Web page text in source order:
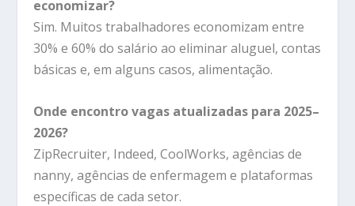
economizar?
Sim. Muitos trabalhadores economizam entre
30% e 60% do salário ao eliminar aluguel, contas
básicas e, em alguns casos, alimentação.
Onde encontro vagas atualizadas para 2025–
2026?
ZipRecruiter, Indeed, CoolWorks, agências de
nanny, agências de enfermagem e plataformas
específicas de cada setor.